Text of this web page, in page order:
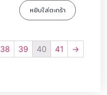
หยิบใส่ตะกร้า
38 39 40 41 →